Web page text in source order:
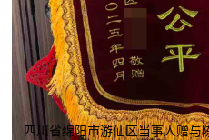
四川省绵阳市游仙区当事人赠与